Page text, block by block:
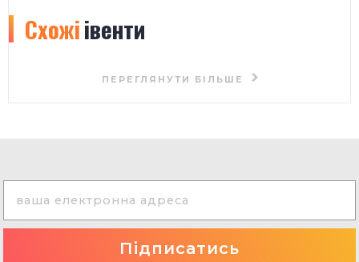
Схожіівенти
ПЕРЕГЛЯНУТИ БІЛЬШЕ